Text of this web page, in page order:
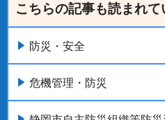
こちらの記事も読まれて
防災・安全
危機管理・防災